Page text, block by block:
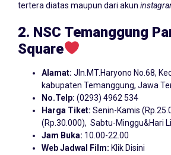
tertera diatas maupun dari akun
2. NSC Temanggung
Square
Alamat: Jln.MT.Haryono No.68,
kabupaten Temanggung, Jawa
No.Telp: (0293) 4962 534
Harga Tiket: Senin-Kamis
(Rp.30.000), Sabtu-Minggu&Hari
Jam Buka: 10.00-22.00
Web Jadwal Film: Klik Disini